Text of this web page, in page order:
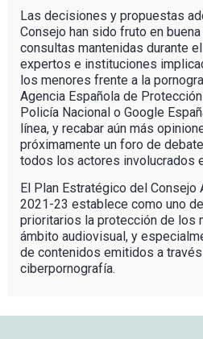
Las decisiones y propuestas
Consejo han sido fruto en
consultas mantenidas durante
expertos e instituciones
los menores frente a la
Agencia Española de
Policía Nacional o Google
línea, y recabar aún más
próximamente un foro de
todos los actores involucrados
El Plan Estratégico del Consejo
2021-23 establece como uno
prioritarios la protección de los
ámbito audiovisual, y
de contenidos emitidos a
ciberpornografía.